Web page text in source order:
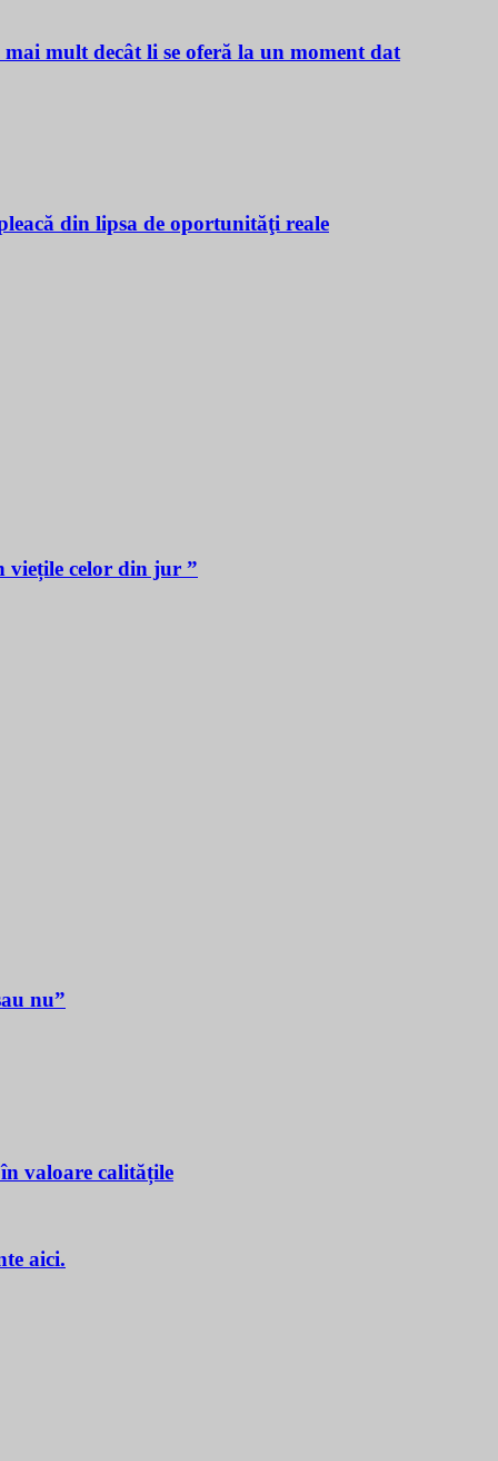
mult decât li se oferă la un moment dat
din lipsa de oportunităţi reale
viețile celor din jur ”
nu”
valoare calitățile
aici.